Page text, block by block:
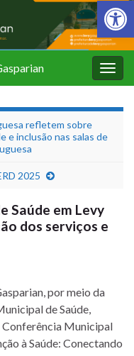
Barra de
refletem sobre
e inclusão nas salas de
2025
Saúde em Levy
dos serviços e
por meio da
de Saúde,
Municipal
à Saúde: Conectando